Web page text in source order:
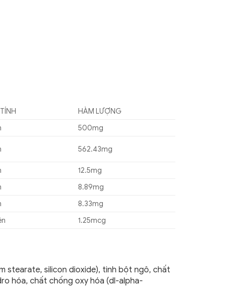
HÀM LƯỢNG
500mg
562.43mg
12.5mg
8.89mg
8.33mg
1.25mcg
stearate, silicon dioxide), tinh bột ngô, chất
hóa, chất chống oxy hóa (dl-alpha-